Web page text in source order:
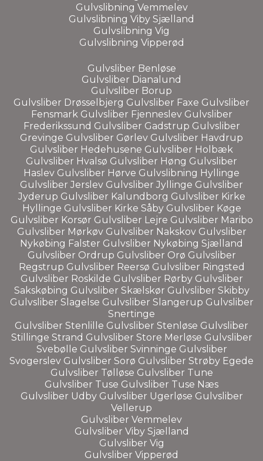
Gulvslibning Vemmelev
Gulvslibning Viby Sjælland
Gulvslibning Vig
Gulvslibning Vipperød
Gulvsliber Benløse
Gulvsliber Dianalund
Gulvsliber Borup
Gulvsliber Drøsselbjerg Gulvsliber Faxe Gulvsliber
Fensmark Gulvsliber Fjenneslev Gulvsliber
Frederikssund Gulvsliber Gadstrup Gulvsliber
Grevinge Gulvsliber Gørlev Gulvsliber Havdrup
Gulvsliber Hedehusene Gulvsliber Holbæk
Gulvsliber Hvalsø Gulvsliber Høng Gulvsliber
Haslev Gulvsliber Hørve Gulvslibning Hyllinge
Gulvsliber Jerslev Gulvsliber Jyllinge Gulvsliber
Jyderup Gulvsliber Kalundborg Gulvsliber Kirke
Hyllinge Gulvsliber Kirke Såby Gulvsliber Køge
Gulvsliber Korsør Gulvsliber Lejre Gulvsliber Maribo
Gulvsliber Mørkøv Gulvsliber Nakskov Gulvsliber
Nykøbing Falster Gulvsliber Nykøbing Sjælland
Gulvsliber Ordrup Gulvsliber Orø Gulvsliber
Regstrup Gulvsliber Reersø Gulvsliber Ringsted
Gulvsliber Roskilde Gulvsliber Rørby Gulvsliber
Sakskøbing Gulvsliber Skælskør Gulvsliber Skibby
Gulvsliber Slagelse Gulvsliber Slangerup Gulvsliber
Snertinge
Gulvsliber Stenlille Gulvsliber Stenløse Gulvsliber
Stillinge Strand Gulvsliber Store Merløse Gulvsliber
Svebølle Gulvsliber Svinninge Gulvsliber
Svogerslev Gulvsliber Sorø Gulvsliber Strøby Egede
Gulvsliber Tølløse Gulvsliber Tune
Gulvsliber Tuse Gulvsliber Tuse Næs
Gulvsliber Udby Gulvsliber Ugerløse Gulvsliber
Vellerup
Gulvsliber Vemmelev
Gulvsliber Viby Sjælland
Gulvsliber Vig
Gulvsliber Vipperød